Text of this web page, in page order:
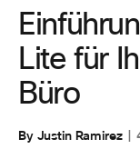
Lite für
Büro
By Justin Ramirez